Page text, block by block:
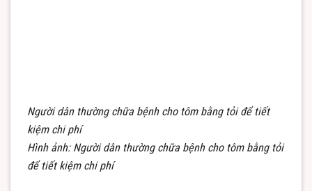
Người dân thường chữa bệnh cho tôm bằng tỏi để tiết
kiệm chi phí
Hình ảnh: Người dân thường chữa bệnh cho tôm bằng tỏi
để tiết kiệm chi phí